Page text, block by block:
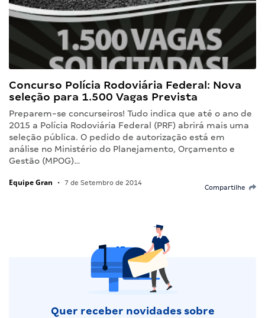
Concurso Polícia Rodoviária Federal: Nova
seleção para 1.500 Vagas Prevista
Preparem-se concurseiros! Tudo indica que até o ano de
2015 a Polícia Rodoviária Federal (PRF) abrirá mais uma
seleção pública. O pedido de autorização está em
análise no Ministério do Planejamento, Orçamento e
Gestão (MPOG)…
Equipe Gran • 7 de Setembro de 2014
Compartilhe
Quer receber novidades sobre